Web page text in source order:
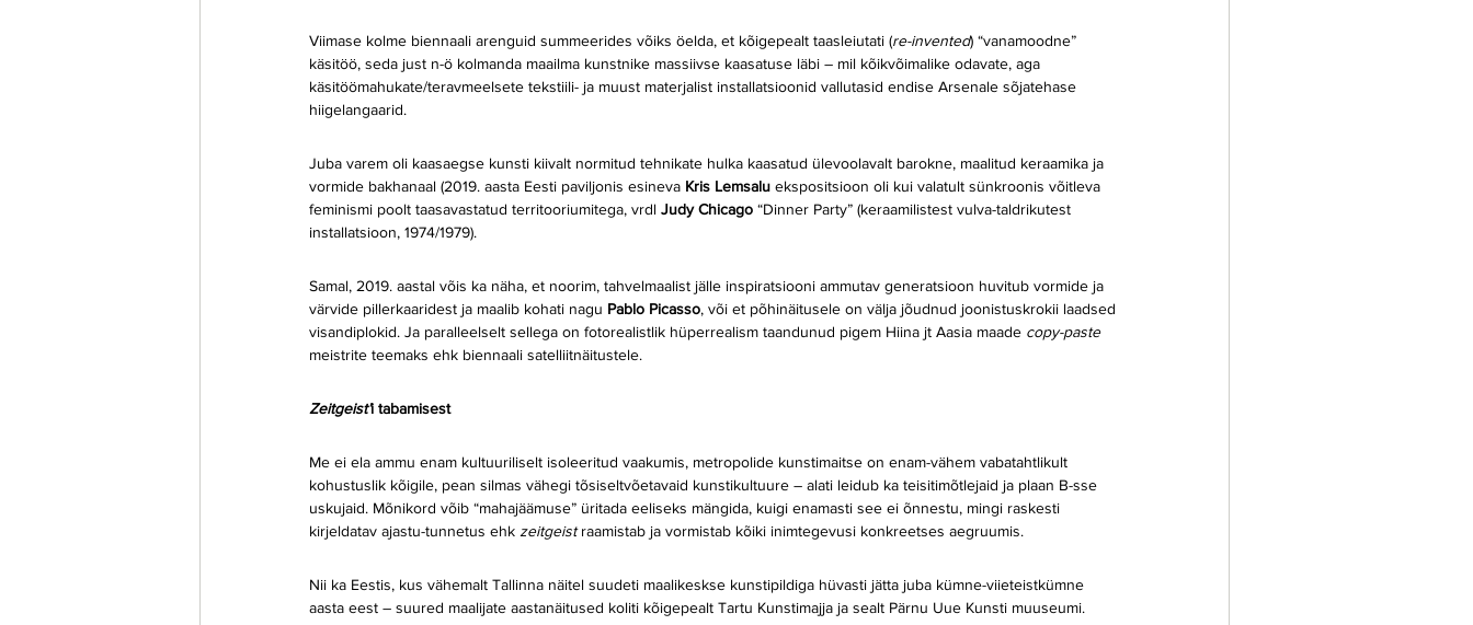
Viimase kolme biennaali arenguid summeerides võiks öelda, et kõigepealt taasleiutati (re-invented) “vanamoodne”
käsitöö, seda just n-ö kolmanda maailma kunstnike massiivse kaasatuse läbi – mil kõikvõimalike odavate, aga
käsitöömahukate/teravmeelsete tekstiili- ja muust materjalist installatsioonid vallutasid endise Arsenale sõjatehase
hiigelangaarid.
Juba varem oli kaasaegse kunsti kiivalt normitud tehnikate hulka kaasatud ülevoolavalt barokne, maalitud keraamika ja
vormide bakhanaal (2019. aasta Eesti paviljonis esineva Kris Lemsalu ekspositsioon oli kui valatult sünkroonis võitleva
feminismi poolt taasavastatud territooriumitega, vrdl Judy Chicago “Dinner Party” (keraamilistest vulva-taldrikutest
installatsioon, 1974/1979).
Samal, 2019. aastal võis ka näha, et noorim, tahvelmaalist jälle inspiratsiooni ammutav generatsioon huvitub vormide ja
värvide pillerkaaridest ja maalib kohati nagu Pablo Picasso, või et põhinäitusele on välja jõudnud joonistuskrokii laadsed
visandiplokid. Ja paralleelselt sellega on fotorealistlik hüperrealism taandunud pigem Hiina jt Aasia maade copy-paste
meistrite teemaks ehk biennaali satelliitnäitustele.
Zeitgeist’i tabamisest
Me ei ela ammu enam kultuuriliselt isoleeritud vaakumis, metropolide kunstimaitse on enam-vähem vabatahtlikult
kohustuslik kõigile, pean silmas vähegi tõsiseltvõetavaid kunstikultuure – alati leidub ka teisitimõtlejaid ja plaan B-sse
uskujaid. Mõnikord võib “mahajäämuse” üritada eeliseks mängida, kuigi enamasti see ei õnnestu, mingi raskesti
kirjeldatav ajastu-tunnetus ehk zeitgeist raamistab ja vormistab kõiki inimtegevusi konkreetses aegruumis.
Nii ka Eestis, kus vähemalt Tallinna näitel suudeti maalikeskse kunstipildiga hüvasti jätta juba kümne-viieteistkümne
aasta eest – suured maalijate aastanäitused koliti kõigepealt Tartu Kunstimajja ja sealt Pärnu Uue Kunsti muuseumi.